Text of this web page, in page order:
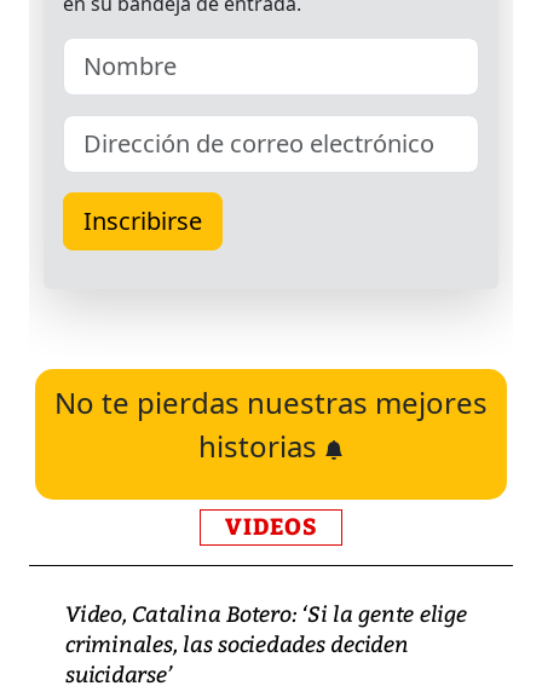
No te pierdas nuestras mejores
historias
VIDEOS
Video, Catalina Botero: ‘Si la gente elige
criminales, las sociedades deciden
suicidarse’